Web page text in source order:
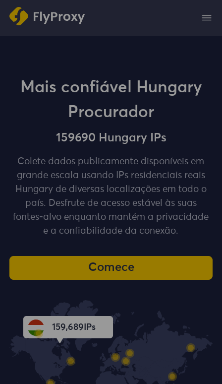
Mais confiável Hungary
Procurador
159690 Hungary IPs
Colete dados publicamente disponíveis em
grande escala usando IPs residenciais reais
Hungary de diversas localizações em todo o
país. Desfrute de acesso estável às suas
fontes-alvo enquanto mantém a privacidade
e a confiabilidade da conexão.
Comece
159,690 IPs